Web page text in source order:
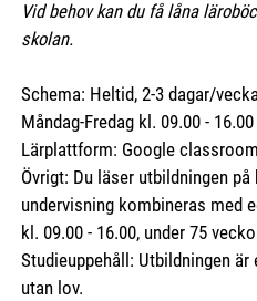
Vid behov kan du få låna
skolan.
Schema: Heltid, 2-3 dagar/
Måndag-Fredag kl. 09.00 - 16.00
Lärplattform: Google classroom
Övrigt: Du läser utbildningen på
undervisning kombineras med
kl. 09.00 - 16.00, under 75
Studieuppehåll: Utbildningen
utan lov.